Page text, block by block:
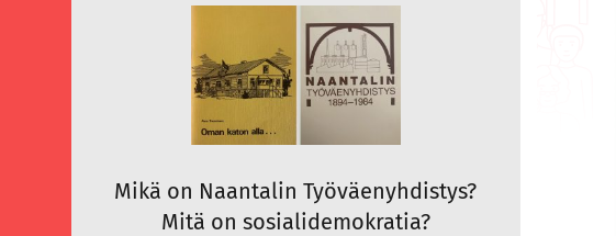
Mikä on Naantalin Työväenyhdistys?
Mitä on sosialidemokratia?